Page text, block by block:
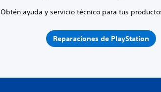
Obtén ayuda y servicio técnico para tus
Reparaciones de PlayStation